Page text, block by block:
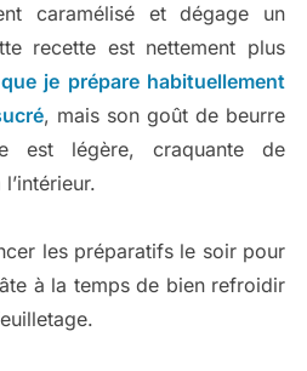
caramélisé et dégage un
recette est nettement plus
je prépare habituellement
, mais son goût de beurre
est légère, craquante de
les préparatifs le soir pour
à la temps de bien refroidir